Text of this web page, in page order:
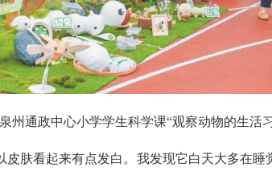
州通政中心小学学生科学课“观察动物的生活
看起来有点发白。我发现它白天大多在睡